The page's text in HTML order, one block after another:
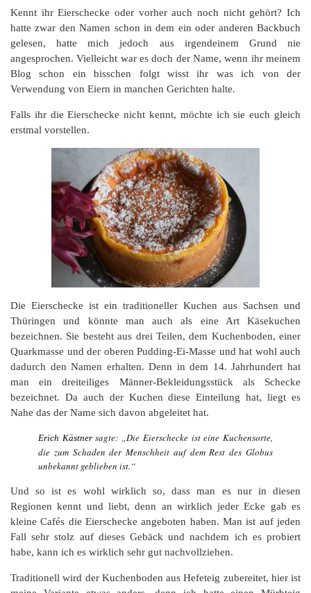
Kennt ihr Eierschecke oder vorher auch noch nicht gehört? Ich
hatte zwar den Namen schon in dem ein oder anderen Backbuch
gelesen, hatte mich jedoch aus irgendeinem Grund nie
angesprochen. Vielleicht war es doch der Name, wenn ihr meinem
Blog schon ein bisschen folgt wisst ihr was ich von der
Verwendung von Eiern in manchen Gerichten halte.
Falls ihr die Eierschecke nicht kennt, möchte ich sie euch gleich
erstmal vorstellen.
Die Eierschecke ist ein traditioneller Kuchen aus Sachsen und
Thüringen und könnte man auch als eine Art Käsekuchen
bezeichnen. Sie besteht aus drei Teilen, dem Kuchenboden, einer
Quarkmasse und der oberen Pudding-Ei-Masse und hat wohl auch
dadurch den Namen erhalten. Denn in dem 14. Jahrhundert hat
man ein dreiteiliges Männer-Bekleidungsstück als Schecke
bezeichnet. Da auch der Kuchen diese Einteilung hat, liegt es
Nahe das der Name sich davon abgeleitet hat.
Erich Kästnersagte: „Die Eierschecke ist eine Kuchensorte,
die zum Schaden der Menschheit auf dem Rest des Globus
unbekannt geblieben ist.“
Und so ist es wohl wirklich so, dass man es nur in diesen
Regionen kennt und liebt, denn an wirklich jeder Ecke gab es
kleine Cafés die Eierschecke angeboten haben. Man ist auf jeden
Fall sehr stolz auf dieses Gebäck und nachdem ich es probiert
habe, kann ich es wirklich sehr gut nachvollziehen.
Traditionell wird der Kuchenboden aus Hefeteig zubereitet, hier ist